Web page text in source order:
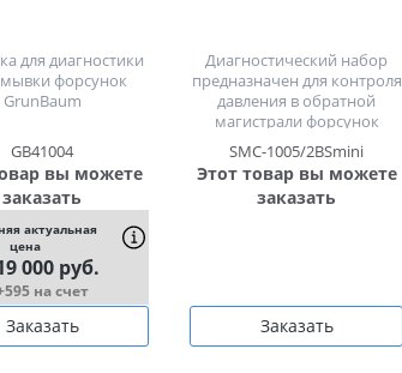
для диагностики
форсунок
GrunBaum
GB41004
вы можете
заказать
актуальная
цена
000 руб.
на счет
Заказать
Диагностический набор
предназначен для контроля
давления в обратной
магистрали форсунок
систем впрыска Common
Rail Siemens, Bosch
SMC-1005/2BSmini
Этот товар вы можете
заказать
Заказать